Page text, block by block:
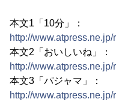
本文1「10分」：
http://
本文2「おいしいね」：
http://
本文3「パジャマ」：
http://